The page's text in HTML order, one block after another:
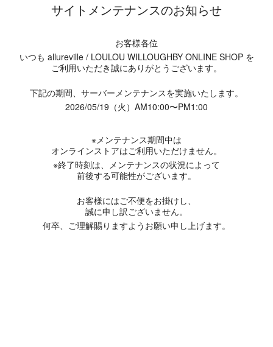
サイトメンテナンスのお知らせ
お客様各位
いつも allureville / LOULOU WILLOUGHBY ONLINE SHOP を
ご利用いただき誠にありがとうございます。
下記の期間、サーバーメンテナンスを実施いたします。
2026/05/19（火）AM10:00〜PM1:00
※メンテナンス期間中は
オンラインストアはご利用いただけません。
※終了時刻は、メンテナンスの状況によって
前後する可能性がございます。
お客様にはご不便をお掛けし、
誠に申し訳ございません。
何卒、ご理解賜りますようお願い申し上げます。